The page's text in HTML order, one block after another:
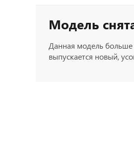
Модель
Данная модель больше
выпускается новый,